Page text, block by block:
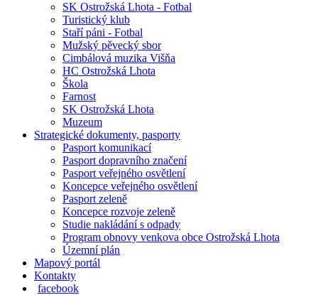
SK Ostrožská Lhota - Fotbal
Turistický klub
Staří páni - Fotbal
Mužský pěvecký sbor
Cimbálová muzika Višňa
HC Ostrožská Lhota
Škola
Farnost
SK Ostrožská Lhota
Muzeum
Strategické dokumenty, pasporty
Pasport komunikací
Pasport dopravního značení
Pasport veřejného osvětlení
Koncepce veřejného osvětlení
Pasport zeleně
Koncepce rozvoje zeleně
Studie nakládání s odpady
Program obnovy venkova obce Ostrožská Lhota
Územní plán
Mapový portál
Kontakty
facebook